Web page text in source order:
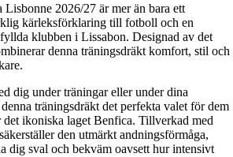
2026/27 är mer än bara ett
kärleksförklaring till fotboll och en
klubben i Lissabon. Designad av det
denna träningsdräkt komfort, stil och
dig under träningar eller under dina
träningsdräkt det perfekta valet för dem
ikoniska laget Benfica. Tillverkad med
den utmärkt andningsförmåga,
dig sval och bekväm oavsett hur intensivt